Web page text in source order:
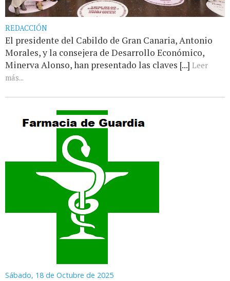
REDACCIÓN
El presidente del Cabildo de Gran Canaria, Antonio
Morales, y la consejera de Desarrollo Económico,
Minerva Alonso, han presentado las claves [...] Leer
más...
Sábado, 18 de Octubre de 2025